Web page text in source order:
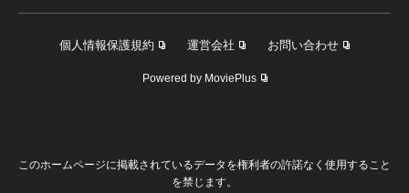
個人情報保護規約 運営会社 お問い合わせ
Powered by MoviePlus
このホームページに掲載されているデータを権利者の許諾なく使用すること
を禁じます。